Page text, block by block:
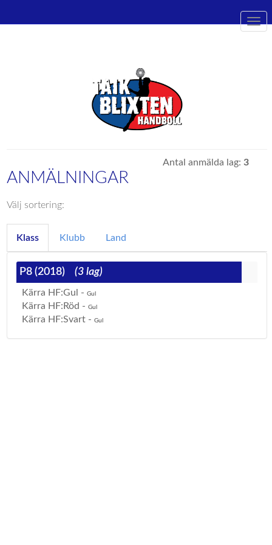
ANMÄLNINGAR
Antal anmälda lag: 3
Välj sortering:
Klass Klubb Land
P8 (2018) (3 lag)
Kärra HF:Gul - Gul
Kärra HF:Röd - Gul
Kärra HF:Svart - Gul